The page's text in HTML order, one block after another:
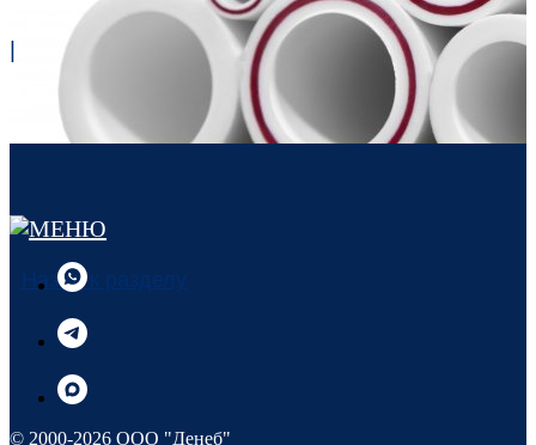
Назад к разделу
© 2000-2026 ООО "Денеб"